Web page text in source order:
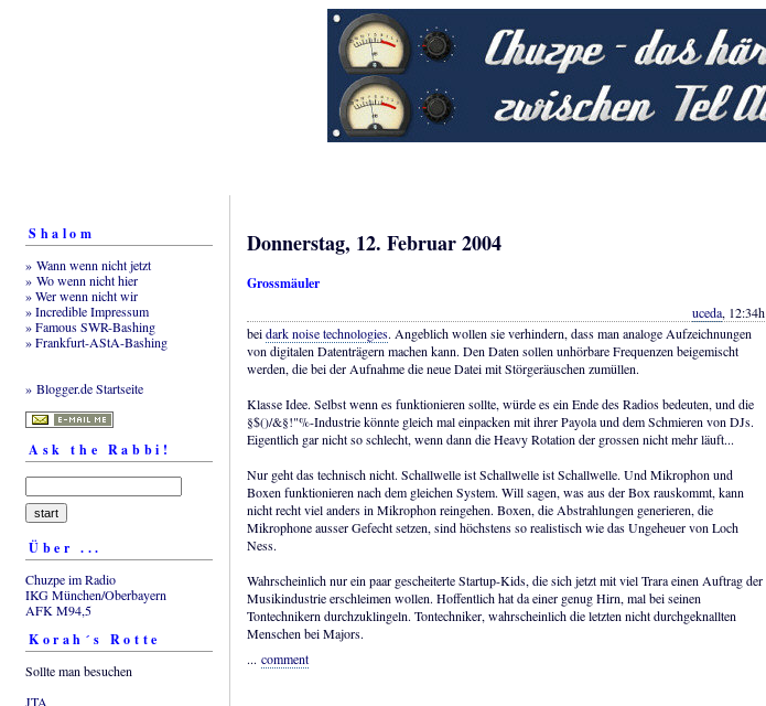
Shalom
» Wann wenn nicht jetzt
» Wo wenn nicht hier
» Wer wenn nicht wir
» Incredible Impressum
» Famous SWR-Bashing
» Frankfurt-AStA-Bashing
» Blogger.de Startseite
Ask the Rabbi!
Über ...
Chuzpe im Radio
IKG München/Oberbayern
AFK M94,5
Korah´s Rotte
Sollte man besuchen
JTA
Donnerstag, 12. Februar 2004
Grossmäuler
uceda, 12:34h
beidark noise technologies. Angeblich wollen sie verhindern, dass man analoge Aufzeichnungen
von digitalen Datenträgern machen kann. Den Daten sollen unhörbare Frequenzen beigemischt
werden, die bei der Aufnahme die neue Datei mit Störgeräuschen zumüllen.
Klasse Idee. Selbst wenn es funktionieren sollte, würde es ein Ende des Radios bedeuten, und die
§$()/&§!"%-Industrie könnte gleich mal einpacken mit ihrer Payola und dem Schmieren von DJs.
Eigentlich gar nicht so schlecht, wenn dann die Heavy Rotation der grossen nicht mehr läuft...
Nur geht das technisch nicht. Schallwelle ist Schallwelle ist Schallwelle. Und Mikrophon und
Boxen funktionieren nach dem gleichen System. Will sagen, was aus der Box rauskommt, kann
nicht recht viel anders in Mikrophon reingehen. Boxen, die Abstrahlungen generieren, die
Mikrophone ausser Gefecht setzen, sind höchstens so realistisch wie das Ungeheuer von Loch
Ness.
Wahrscheinlich nur ein paar gescheiterte Startup-Kids, die sich jetzt mit viel Trara einen Auftrag der
Musikindustrie erschleimen wollen. Hoffentlich hat da einer genug Hirn, mal bei seinen
Tontechnikern durchzuklingeln. Tontechniker, wahrscheinlich die letzten nicht durchgeknallten
Menschen bei Majors.
... comment